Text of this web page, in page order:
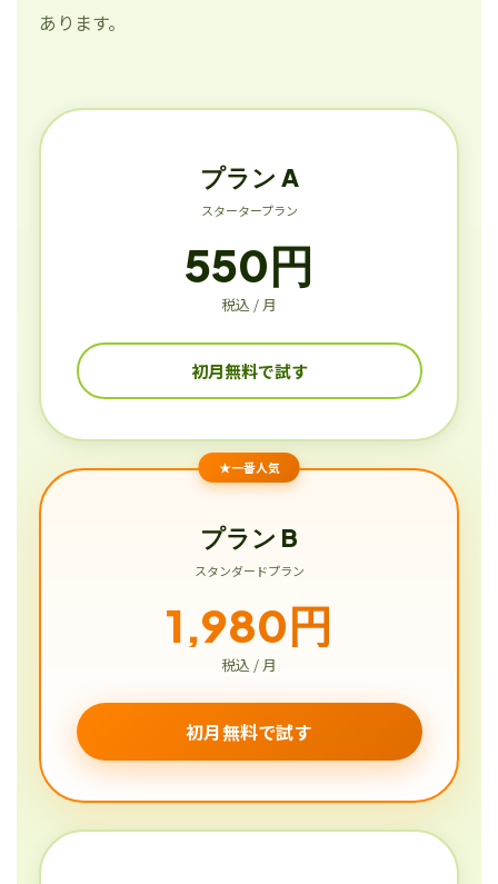
あります。
プラン A
スタータープラン
550円
税込 / 月
初月無料で試す
★一番人気
プラン B
スタンダードプラン
1,980円
税込 / 月
初月無料で試す